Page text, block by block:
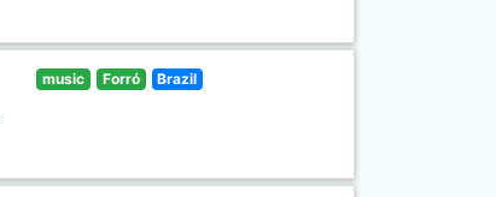
music Forró Brazil